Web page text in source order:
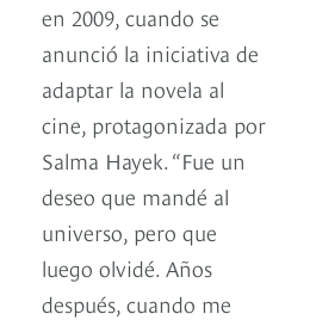
en 2009, cuando se
anunció la iniciativa de
adaptar la novela al
cine, protagonizada por
Salma Hayek. “Fue un
deseo que mandé al
universo, pero que
luego olvidé. Años
después, cuando me